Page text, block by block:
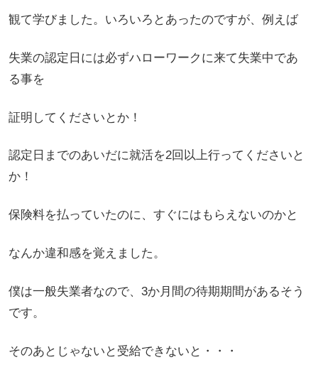
観て学びました。いろいろとあったのですが、例えば
失業の認定日には必ずハローワークに来て失業中であ
る事を
証明してくださいとか！
認定日までのあいだに就活を2回以上行ってくださいと
か！
保険料を払っていたのに、すぐにはもらえないのかと
なんか違和感を覚えました。
僕は一般失業者なので、3か月間の待期期間があるそう
です。
そのあとじゃないと受給できないと・・・